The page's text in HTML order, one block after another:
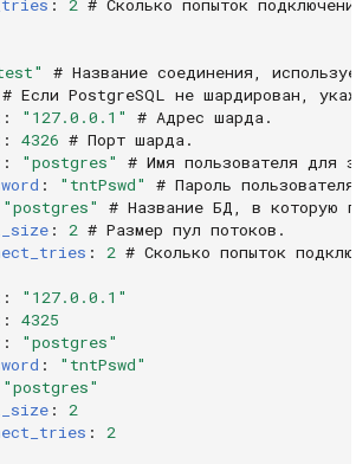
: 2 # Сколько попыток
# Название соединения,
# Если PostgreSQL не шардирован,
: "127.0.0.1"
# Адрес шарда.
: 4326 # Порт шарда.
: "postgres"
# Имя пользователя для
: "tntPswd"
# Пароль
"postgres"
# Название БД, в которую
: 2 # Размер пул потоков.
: 2 # Сколько попыток
:
"127.0.0.1"
:
4325
:
"postgres"
:
"tntPswd"
"postgres"
:
2
: 2